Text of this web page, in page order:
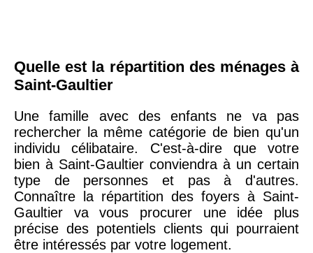
Quelle est la répartition des ménages à
Saint-Gaultier
Une famille avec des enfants ne va pas
rechercher la même catégorie de bien qu'un
individu célibataire. C'est-à-dire que votre
bien à Saint-Gaultier conviendra à un certain
type de personnes et pas à d'autres.
Connaître la répartition des foyers à Saint-
Gaultier va vous procurer une idée plus
précise des potentiels clients qui pourraient
être intéressés par votre logement.